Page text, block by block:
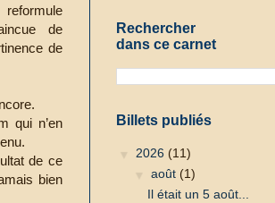
de
de
qui n’en
de ce
bien
Rechercher
dans ce carnet
Billets publiés
▼ 2026 (11)
▼ août (1)
Il était un 5 août...